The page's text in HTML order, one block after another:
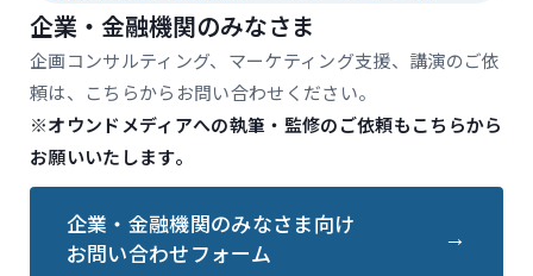
企業・金融機関のみなさま
企画コンサルティング、マーケティング支援、講演のご依
頼は、こちらからお問い合わせください。
※オウンドメディアへの執筆・監修のご依頼もこちらから
お願いいたします。
企業・金融機関のみなさま向け
お問い合わせフォーム